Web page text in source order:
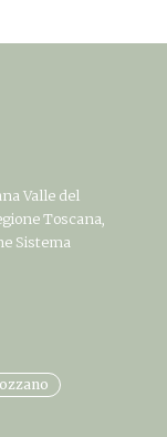
Valle del
Toscana,
Sistema